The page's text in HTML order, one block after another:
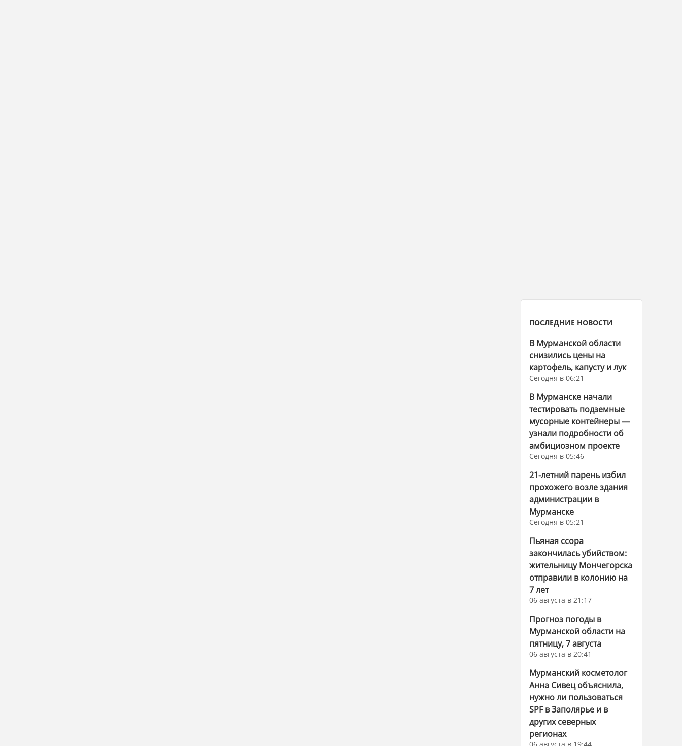
ПОСЛЕДНИЕ НОВОСТИ
В Мурманской области
снизились цены на
картофель, капусту и лук
Сегодня в 06:21
В Мурманске начали
тестировать подземные
мусорные контейнеры —
узнали подробности об
амбициозном проекте
Сегодня в 05:46
21-летний парень избил
прохожего возле здания
администрации в
Мурманске
Сегодня в 05:21
Пьяная ссора
закончилась убийством:
жительницу Мончегорска
отправили в колонию на
7 лет
06 августа в 21:17
Прогноз погоды в
Мурманской области на
пятницу, 7 августа
06 августа в 20:41
Мурманский косметолог
Анна Сивец объяснила,
нужно ли пользоваться
SPF в Заполярье и в
других северных
регионах